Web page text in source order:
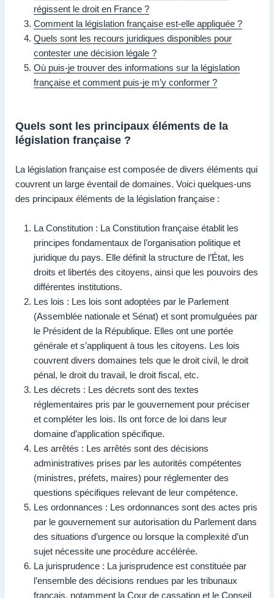
régissent le droit en France ?
Comment la législation française est-elle appliquée ?
Quels sont les recours juridiques disponibles pour
contester une décision légale ?
Où puis-je trouver des informations sur la législation
française et comment puis-je m’y conformer ?
Quels sont les principaux éléments de la
législation française ?
La législation française est composée de divers éléments qui
couvrent un large éventail de domaines. Voici quelques-uns
des principaux éléments de la législation française :
La Constitution : La Constitution française établit les
principes fondamentaux de l’organisation politique et
juridique du pays. Elle définit la structure de l’État, les
droits et libertés des citoyens, ainsi que les pouvoirs des
différentes institutions.
Les lois : Les lois sont adoptées par le Parlement
(Assemblée nationale et Sénat) et sont promulguées par
le Président de la République. Elles ont une portée
générale et s’appliquent à tous les citoyens. Les lois
couvrent divers domaines tels que le droit civil, le droit
pénal, le droit du travail, le droit fiscal, etc.
Les décrets : Les décrets sont des textes
réglementaires pris par le gouvernement pour préciser
et compléter les lois. Ils ont force de loi dans leur
domaine d’application spécifique.
Les arrêtés : Les arrêtés sont des décisions
administratives prises par les autorités compétentes
(ministres, préfets, maires) pour réglementer des
questions spécifiques relevant de leur compétence.
Les ordonnances : Les ordonnances sont des actes pris
par le gouvernement sur autorisation du Parlement dans
des situations d’urgence ou lorsque la complexité d’un
sujet nécessite une procédure accélérée.
La jurisprudence : La jurisprudence est constituée par
l’ensemble des décisions rendues par les tribunaux
français, notamment la Cour de cassation et le Conseil